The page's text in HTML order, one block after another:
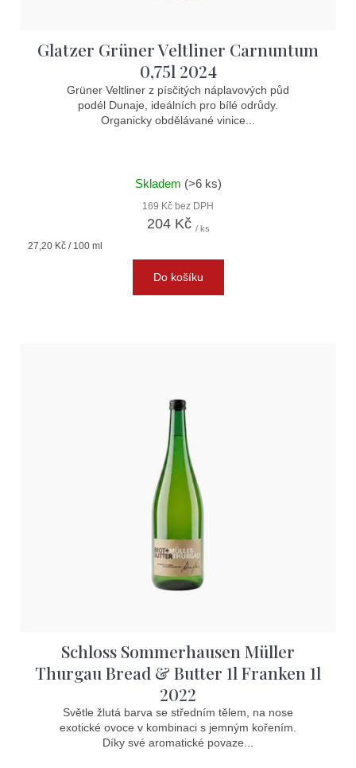
Glatzer Grüner Veltliner Carnuntum
0,75l 2024
Grüner Veltliner z písčitých náplavových půd
podél Dunaje, ideálních pro bílé odrůdy.
Organicky obdělávané vinice...
Skladem (>6 ks)
169 Kč bez DPH
204 Kč / ks
Měrná
27,20 Kč / 100 ml
Do košíku
Schloss Sommerhausen Müller
Thurgau Bread & Butter 1l Franken 1l
2022
Světle žlutá barva se středním tělem, na nose
exotické ovoce v kombinaci s jemným kořením.
Díky své aromatické povaze...